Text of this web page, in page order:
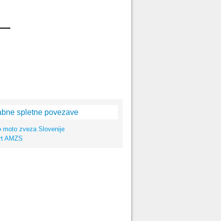
spletne povezave
moto zveza Slovenije
AMZS